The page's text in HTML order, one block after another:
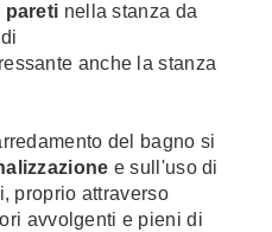
pareti nella stanza da
anche la stanza
del bagno si
e sull'uso di
proprio attraverso
avvolgenti e pieni di